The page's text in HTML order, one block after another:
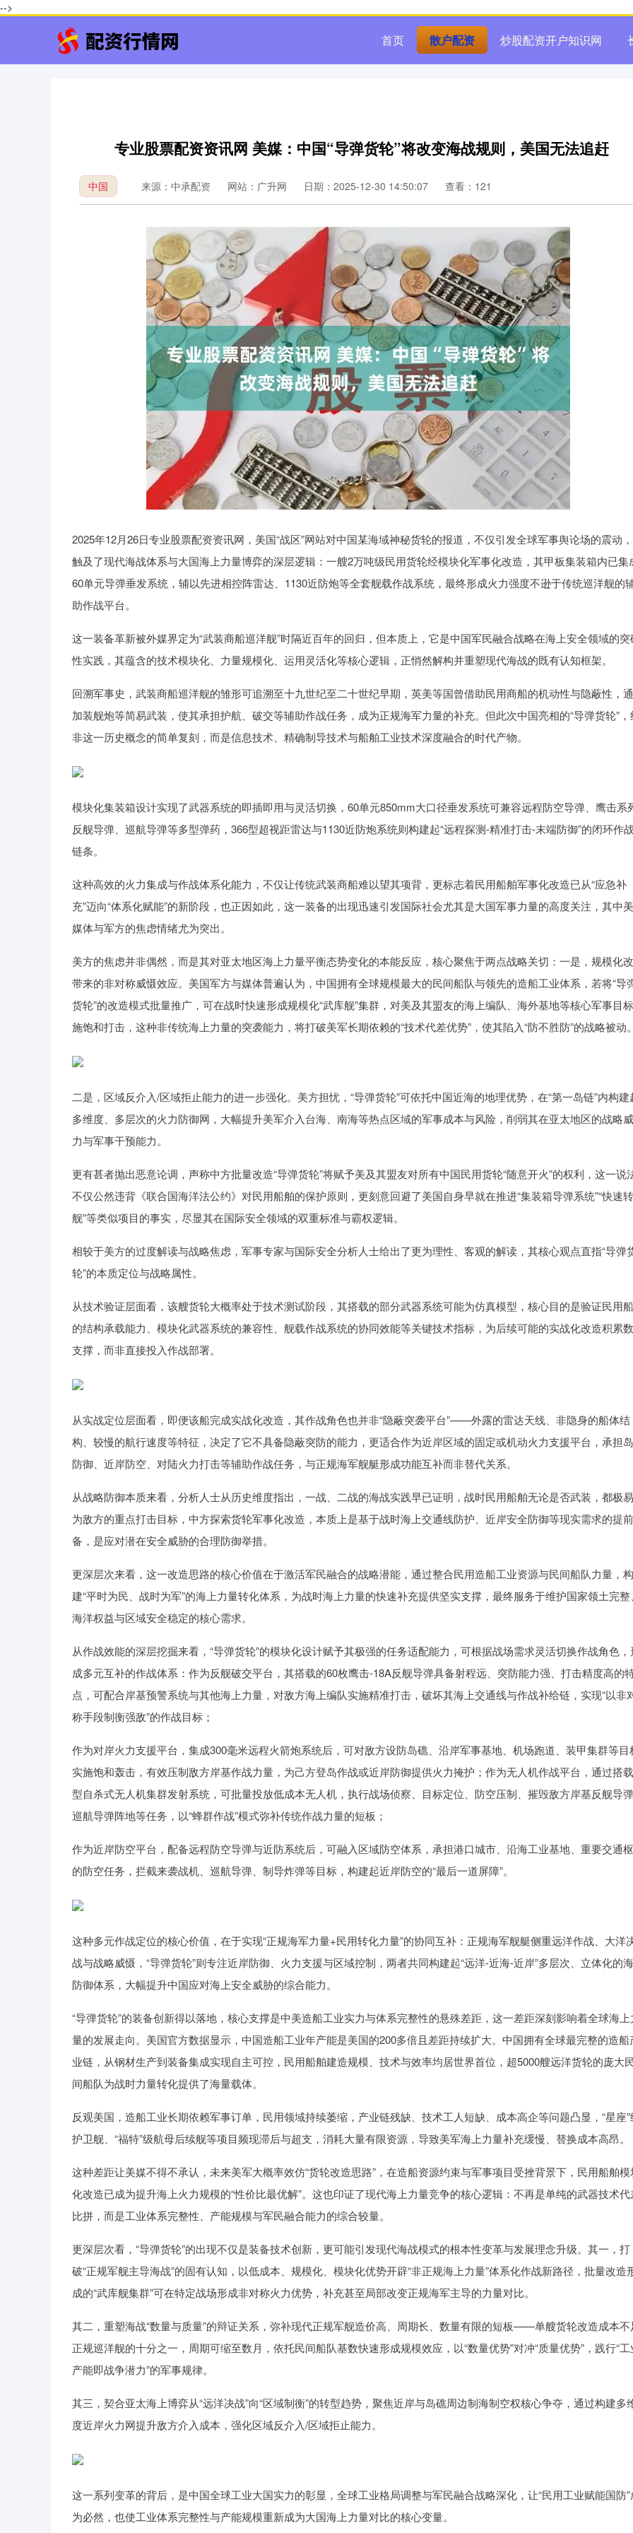
-->
首页 散户配资 炒股配资开户知识网
专业股票配资资讯网 美媒：中国“导弹货轮”将改变海战规则，美国无法追赶
中国 来源：中承配资 网站：广升网 日期：2025-12-30 14:50:07 查看：121
2025年12月26日专业股票配资资讯网，美国“战区”网站对中国某海域神秘货轮的报道，不仅引发全球军事舆论场的震动
触及了现代海战体系与大国海上力量博弈的深层逻辑：一艘2万吨级民用货轮经模块化军事化改造，其甲板集装箱内已集
60单元导弹垂发系统，辅以先进相控阵雷达、1130近防炮等全套舰载作战系统，最终形成火力强度不逊于传统巡洋舰的
助作战平台。
这一装备革新被外媒界定为“武装商船巡洋舰”时隔近百年的回归，但本质上，它是中国军民融合战略在海上安全领域的突
性实践，其蕴含的技术模块化、力量规模化、运用灵活化等核心逻辑，正悄然解构并重塑现代海战的既有认知框架。
回溯军事史，武装商船巡洋舰的雏形可追溯至十九世纪至二十世纪早期，英美等国曾借助民用商船的机动性与隐蔽性，
加装舰炮等简易武装，使其承担护航、破交等辅助作战任务，成为正规海军力量的补充。但此次中国亮相的“导弹货轮”，
非这一历史概念的简单复刻，而是信息技术、精确制导技术与船舶工业技术深度融合的时代产物。
模块化集装箱设计实现了武器系统的即插即用与灵活切换，60单元850mm大口径垂发系统可兼容远程防空导弹、鹰击系
反舰导弹、巡航导弹等多型弹药，366型超视距雷达与1130近防炮系统则构建起“远程探测-精准打击-末端防御”的闭环作
链条。
这种高效的火力集成与作战体系化能力，不仅让传统武装商船难以望其项背，更标志着民用船舶军事化改造已从“应急补
充”迈向“体系化赋能”的新阶段，也正因如此，这一装备的出现迅速引发国际社会尤其是大国军事力量的高度关注，其中
媒体与军方的焦虑情绪尤为突出。
美方的焦虑并非偶然，而是其对亚太地区海上力量平衡态势变化的本能反应，核心聚焦于两点战略关切：一是，规模化
带来的非对称威慑效应。美国军方与媒体普遍认为，中国拥有全球规模最大的民间船队与领先的造船工业体系，若将“导
货轮”的改造模式批量推广，可在战时快速形成规模化“武库舰”集群，对美及其盟友的海上编队、海外基地等核心军事目
施饱和打击，这种非传统海上力量的突袭能力，将打破美军长期依赖的“技术代差优势”，使其陷入“防不胜防”的战略被动。
二是，区域反介入/区域拒止能力的进一步强化。美方担忧，“导弹货轮”可依托中国近海的地理优势，在“第一岛链”内构建
多维度、多层次的火力防御网，大幅提升美军介入台海、南海等热点区域的军事成本与风险，削弱其在亚太地区的战略
力与军事干预能力。
更有甚者抛出恶意论调，声称中方批量改造“导弹货轮”将赋予美及其盟友对所有中国民用货轮“随意开火”的权利，这一说
不仅公然违背《联合国海洋法公约》对民用船舶的保护原则，更刻意回避了美国自身早就在推进“集装箱导弹系统”“快速
舰”等类似项目的事实，尽显其在国际安全领域的双重标准与霸权逻辑。
相较于美方的过度解读与战略焦虑，军事专家与国际安全分析人士给出了更为理性、客观的解读，其核心观点直指“导弹
轮”的本质定位与战略属性。
从技术验证层面看，该艘货轮大概率处于技术测试阶段，其搭载的部分武器系统可能为仿真模型，核心目的是验证民用
的结构承载能力、模块化武器系统的兼容性、舰载作战系统的协同效能等关键技术指标，为后续可能的实战化改造积累
支撑，而非直接投入作战部署。
从实战定位层面看，即便该船完成实战化改造，其作战角色也并非“隐蔽突袭平台”——外露的雷达天线、非隐身的船体结
构、较慢的航行速度等特征，决定了它不具备隐蔽突防的能力，更适合作为近岸区域的固定或机动火力支援平台，承担
防御、近岸防空、对陆火力打击等辅助作战任务，与正规海军舰艇形成功能互补而非替代关系。
从战略防御本质来看，分析人士从历史维度指出，一战、二战的海战实践早已证明，战时民用船舶无论是否武装，都极
为敌方的重点打击目标，中方探索货轮军事化改造，本质上是基于战时海上交通线防护、近岸安全防御等现实需求的提
备，是应对潜在安全威胁的合理防御举措。
更深层次来看，这一改造思路的核心价值在于激活军民融合的战略潜能，通过整合民用造船工业资源与民间船队力量，构
建“平时为民、战时为军”的海上力量转化体系，为战时海上力量的快速补充提供坚实支撑，最终服务于维护国家领土完整、
海洋权益与区域安全稳定的核心需求。
从作战效能的深层挖掘来看，“导弹货轮”的模块化设计赋予其极强的任务适配能力，可根据战场需求灵活切换作战角色，
成多元互补的作战体系：作为反舰破交平台，其搭载的60枚鹰击-18A反舰导弹具备射程远、突防能力强、打击精度高的
点，可配合岸基预警系统与其他海上力量，对敌方海上编队实施精准打击，破坏其海上交通线与作战补给链，实现“以非
称手段制衡强敌”的作战目标；
作为对岸火力支援平台，集成300毫米远程火箭炮系统后，可对敌方设防岛礁、沿岸军事基地、机场跑道、装甲集群等目
实施饱和轰击，有效压制敌方岸基作战力量，为己方登岛作战或近岸防御提供火力掩护；作为无人机作战平台，通过搭
型自杀式无人机集群发射系统，可批量投放低成本无人机，执行战场侦察、目标定位、防空压制、摧毁敌方岸基反舰导
巡航导弹阵地等任务，以“蜂群作战”模式弥补传统作战力量的短板；
作为近岸防空平台，配备远程防空导弹与近防系统后，可融入区域防空体系，承担港口城市、沿海工业基地、重要交通
的防空任务，拦截来袭战机、巡航导弹、制导炸弹等目标，构建起近岸防空的“最后一道屏障”。
这种多元作战定位的核心价值，在于实现“正规海军力量+民用转化力量”的协同互补：正规海军舰艇侧重远洋作战、大洋
战与战略威慑，“导弹货轮”则专注近岸防御、火力支援与区域控制，两者共同构建起“远洋-近海-近岸”多层次、立体化的
防御体系，大幅提升中国应对海上安全威胁的综合能力。
“导弹货轮”的装备创新得以落地，核心支撑是中美造船工业实力与体系完整性的悬殊差距，这一差距深刻影响着全球海上
量的发展走向。美国官方数据显示，中国造船工业年产能是美国的200多倍且差距持续扩大。中国拥有全球最完整的造船
业链，从钢材生产到装备集成实现自主可控，民用船舶建造规模、技术与效率均居世界首位，超5000艘远洋货轮的庞大
间船队为战时力量转化提供了海量载体。
反观美国，造船工业长期依赖军事订单，民用领域持续萎缩，产业链残缺、技术工人短缺、成本高企等问题凸显，“星座”
护卫舰、“福特”级航母后续舰等项目频现滞后与超支，消耗大量有限资源，导致美军海上力量补充缓慢、替换成本高昂。
这种差距让美媒不得不承认，未来美军大概率效仿“货轮改造思路”，在造船资源约束与军事项目受挫背景下，民用船舶模
化改造已成为提升海上火力规模的“性价比最优解”。这也印证了现代海上力量竞争的核心逻辑：不再是单纯的武器技术代
比拼，而是工业体系完整性、产能规模与军民融合能力的综合较量。
更深层次看，“导弹货轮”的出现不仅是装备技术创新，更可能引发现代海战模式的根本性变革与发展理念升级。其一，打
破“正规军舰主导海战”的固有认知，以低成本、规模化、模块化优势开辟“非正规海上力量”体系化作战新路径，批量改造
成的“武库舰集群”可在特定战场形成非对称火力优势，补充甚至局部改变正规海军主导的力量对比。
其二，重塑海战“数量与质量”的辩证关系，弥补现代正规军舰造价高、周期长、数量有限的短板——单艘货轮改造成本不
正规巡洋舰的十分之一，周期可缩至数月，依托民间船队基数快速形成规模效应，以“数量优势”对冲“质量优势”，践行“工
产能即战争潜力”的军事规律。
其三，契合亚太海上博弈从“远洋决战”向“区域制衡”的转型趋势，聚焦近岸与岛礁周边制海制空权核心争夺，通过构建多
度近岸火力网提升敌方介入成本，强化区域反介入/区域拒止能力。
这一系列变革的背后，是中国全球工业大国实力的彰显，全球工业格局调整与军民融合战略深化，让“民用工业赋能国防”
为必然，也使工业体系完整性与产能规模重新成为大国海上力量对比的核心变量。